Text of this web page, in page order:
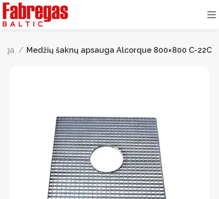
Medžių šaknų apsauga Alcorque 800×800 C-22C